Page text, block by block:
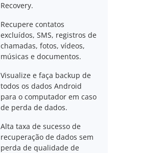
Recovery.
Recupere contatos
excluídos, SMS, registros de
chamadas, fotos, vídeos,
músicas e documentos.
Visualize e faça backup de
todos os dados Android
para o computador em caso
de perda de dados.
Alta taxa de sucesso de
recuperação de dados sem
perda de qualidade de